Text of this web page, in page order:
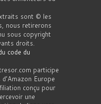
sont © les
nous retirerons
sous copyright
droits.
code du
participe
Europe
conçu pour
une